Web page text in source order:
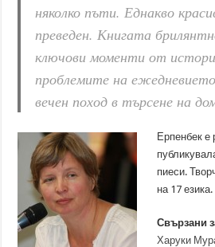
няколко пъти. Еднакво
преведен. Книгата
ключови моменти от
проблемите на
вечен поход в търсене на
Ерпенбек е
пиеси.
на 17 езика.
Свързани
Харуки